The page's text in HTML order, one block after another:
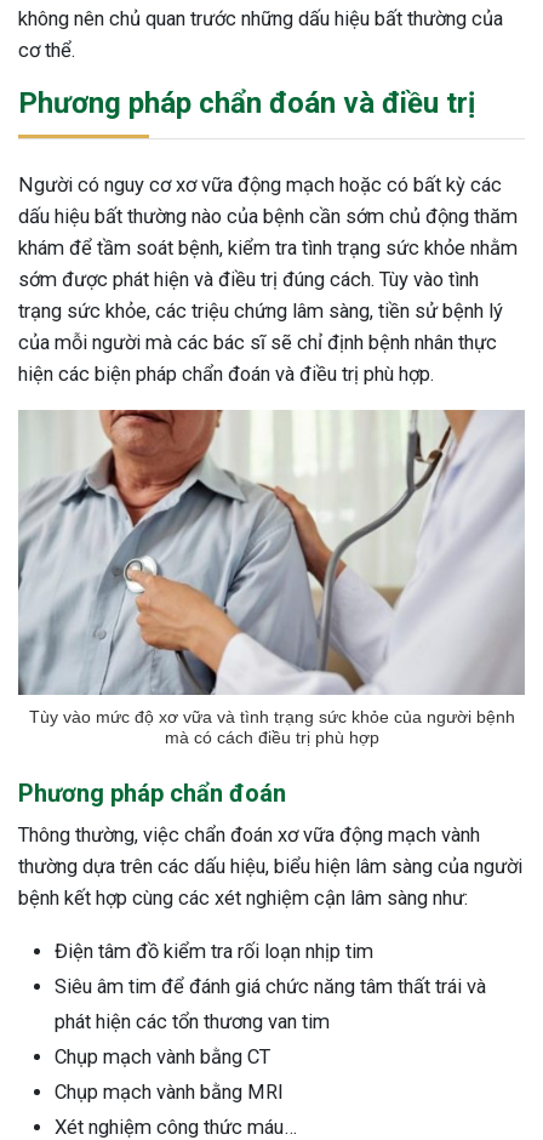
không nên chủ quan trước những dấu hiệu bất thường của
cơ thể.
Phương pháp chẩn đoán và điều trị
Người có nguy cơ xơ vữa động mạch hoặc có bất kỳ các
dấu hiệu bất thường nào của bệnh cần sớm chủ động thăm
khám để tầm soát bệnh, kiểm tra tình trạng sức khỏe nhằm
sớm được phát hiện và điều trị đúng cách. Tùy vào tình
trạng sức khỏe, các triệu chứng lâm sàng, tiền sử bệnh lý
của mỗi người mà các bác sĩ sẽ chỉ định bệnh nhân thực
hiện các biện pháp chẩn đoán và điều trị phù hợp.
Tùy vào mức độ xơ vữa và tình trạng sức khỏe của người bệnh
mà có cách điều trị phù hợp
Phương pháp chẩn đoán
Thông thường, việc chẩn đoán xơ vữa động mạch vành
thường dựa trên các dấu hiệu, biểu hiện lâm sàng của người
bệnh kết hợp cùng các xét nghiệm cận lâm sàng như:
Điện tâm đồ kiểm tra rối loạn nhịp tim
Siêu âm tim để đánh giá chức năng tâm thất trái và
phát hiện các tổn thương van tim
Chụp mạch vành bằng CT
Chụp mạch vành bằng MRI
Xét nghiệm công thức máu…